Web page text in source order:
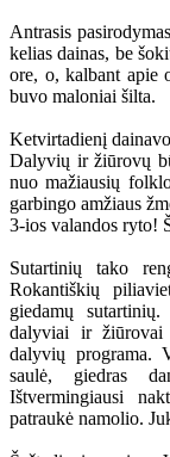
Antrasis
kelias dainas, be
ore, o, kalbant apie
buvo maloniai šilta.
Ketvirtadienį
Dalyvių ir žiūrovų
nuo mažiausių
garbingo amžiaus
3-ios valandos ryto!
Sutartinių tako
Rokantiškių
giedamų
dalyviai ir
dalyvių programa.
saulė, giedras
Ištvermingiausi
patraukė namolio.